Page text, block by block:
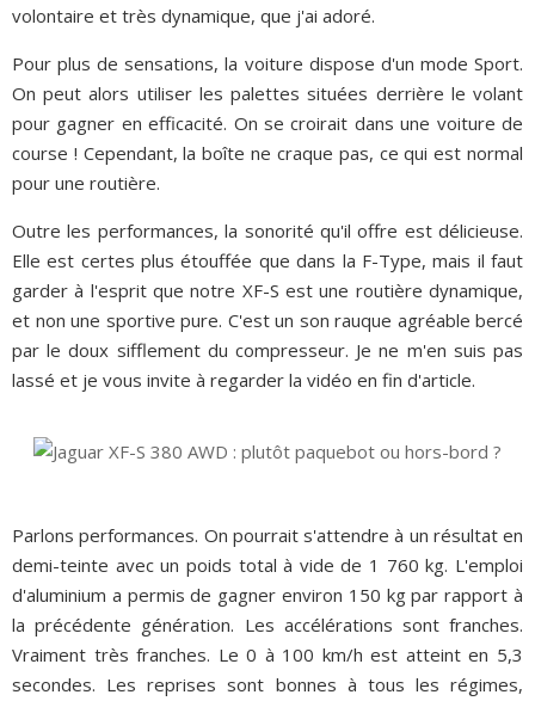
volontaire et très dynamique, que j'ai adoré.
Pour plus de sensations, la voiture dispose d'un mode Sport.
On peut alors utiliser les palettes situées derrière le volant
pour gagner en efficacité. On se croirait dans une voiture de
course ! Cependant, la boîte ne craque pas, ce qui est normal
pour une routière.
Outre les performances, la sonorité qu'il offre est délicieuse.
Elle est certes plus étouffée que dans la F-Type, mais il faut
garder à l'esprit que notre XF-S est une routière dynamique,
et non une sportive pure. C'est un son rauque agréable bercé
par le doux sifflement du compresseur. Je ne m'en suis pas
lassé et je vous invite à regarder la vidéo en fin d'article.
Parlons performances. On pourrait s'attendre à un résultat en
demi-teinte avec un poids total à vide de 1 760 kg. L'emploi
d'aluminium a permis de gagner environ 150 kg par rapport à
la précédente génération. Les accélérations sont franches.
Vraiment très franches. Le 0 à 100 km/h est atteint en 5,3
secondes. Les reprises sont bonnes à tous les régimes,